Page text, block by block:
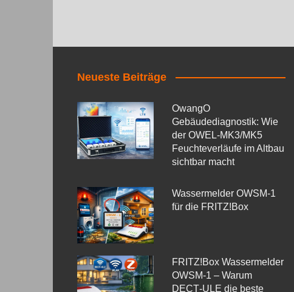
Neueste Beiträge
OwangO
Gebäudediagnostik: Wie
der OWEL‑MK3/MK5
Feuchteverläufe im Altbau
sichtbar macht
Wassermelder OWSM‑1
für die FRITZ!Box
FRITZ!Box Wassermelder
OWSM-1 – Warum
DECT‑ULE die beste